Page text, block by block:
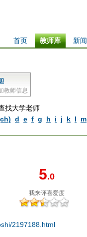
新闻
教师库
首页
教师信息
找大学老师
d e f g h i j k l m
5.0
我来评喜爱度
2197188.html